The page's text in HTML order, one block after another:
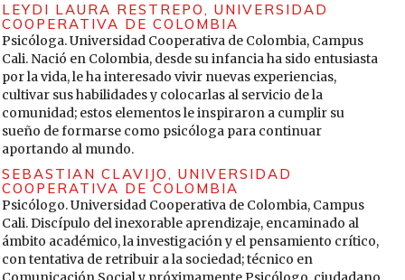
Stolkiner, Alicia & Ardila, Sara (2012). Conceptualizando la
salud mental en las prácticas: consideraciones desde el
pensamiento de la medicina social/salud colectiva
latinoamericanas. Vertex- Revista Argentina de Psiquiatría,
23(101), 57-67.
https://ri.conicet.gov.ar/bitstream/handle/11336/195112/
fbda-4967-aaa7-a6a1d225e373_B.pdf?
sequence=2&isAllowed=y
Vera, Alejandro & Avila, María (2009). Principios y
fundamentos de la investigación-acción participativa. En
Sofía Buelga, Gonzalo Musitu, Alejandro Vera, María Avila &
Carlos Arango (Eds.), Psicología social comunitaria (pp. 63-
77). Trillas.
LEYDI LAURA RESTREPO, UNIVERSIDAD
COOPERATIVA DE COLOMBIA
Psicóloga. Universidad Cooperativa de Colombia, Campus
Cali. Nació en Colombia, desde su infancia ha sido entusiasta
por la vida, le ha interesado vivir nuevas experiencias,
cultivar sus habilidades y colocarlas al servicio de la
comunidad; estos elementos le inspiraron a cumplir su
sueño de formarse como psicóloga para continuar
aportando al mundo.
SEBASTIAN CLAVIJO, UNIVERSIDAD
COOPERATIVA DE COLOMBIA
Psicólogo. Universidad Cooperativa de Colombia, Campus
Cali. Discípulo del inexorable aprendizaje, encaminado al
ámbito académico, la investigación y el pensamiento crítico,
con tentativa de retribuir a la sociedad; técnico en